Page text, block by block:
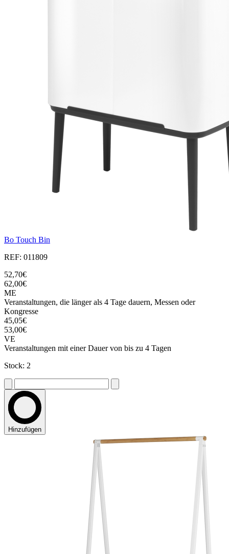
Bo Touch Bin
REF: 011809
52,70€
62,00€
ME
Veranstaltungen, die länger als 4 Tage dauern, Messen oder
Kongresse
45,05€
53,00€
VE
Veranstaltungen mit einer Dauer von bis zu 4 Tagen
Stock: 2
Hinzufügen